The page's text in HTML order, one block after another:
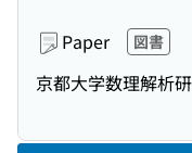
Paper 図書
京都大学数理解析